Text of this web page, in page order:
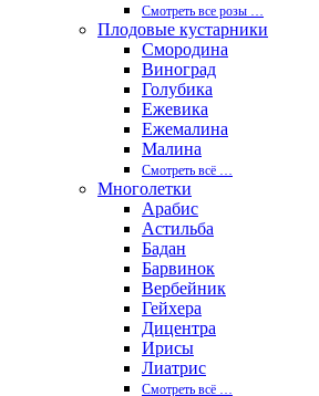
Смотреть все розы …
Плодовые кустарники
Смородина
Виноград
Голубика
Ежевика
Ежемалина
Малина
Смотреть вcё …
Многолетки
Арабис
Астильба
Бадан
Барвинок
Вербейник
Гейхера
Дицентра
Ирисы
Лиатрис
Смотреть вcё …